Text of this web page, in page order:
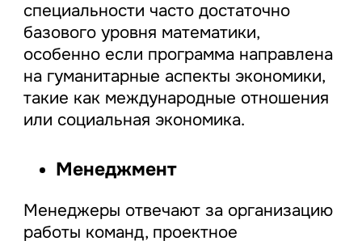
специальности часто достаточно
базового уровня математики,
особенно если программа направлена
на гуманитарные аспекты экономики,
такие как международные отношения
или социальная экономика.
Менеджмент
Менеджеры отвечают за организацию
работы команд, проектное